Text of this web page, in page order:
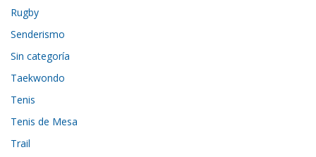
Rugby
Senderismo
Sin categoría
Taekwondo
Tenis
Tenis de Mesa
Trail